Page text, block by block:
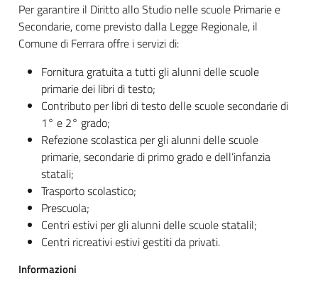
Per garantire il Diritto allo Studio nelle scuole Primarie e
Secondarie, come previsto dalla Legge Regionale, il
Comune di Ferrara offre i servizi di:
Fornitura gratuita a tutti gli alunni delle scuole
primarie dei libri di testo;
Contributo per libri di testo delle scuole secondarie di
1° e 2° grado;
Refezione scolastica per gli alunni delle scuole
primarie, secondarie di primo grado e dell’infanzia
statali;
Trasporto scolastico;
Prescuola;
Centri estivi per gli alunni delle scuole statalil;
Centri ricreativi estivi gestiti da privati.
Informazioni